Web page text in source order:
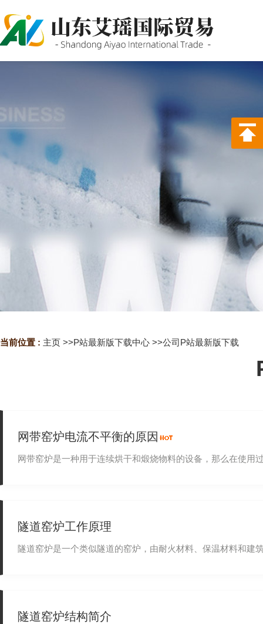
PROBURN手机网页版,P站最新
版下载,PORNHUB免登录版APP
下载
当前位置 : 主页 >>P站最新版下载中心 >>公司P站最新版下载
网带窑炉电流不平衡的原因
网带窑炉是一种用于连续烘干和煅烧物料的设备，那么在使
隧道窑炉工作原理
隧道窑炉是一个类似隧道的窑炉，由耐火材料、保温材料和建
隧道窑炉结构简介